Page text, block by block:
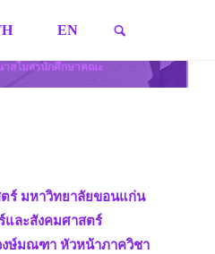
EN
าสโมสรนักศึกษาคณะ
ร์ มหาวิทยาลัยขอนแก่น
และสังคมศาสตร์
งษ์มณฑา หัวหน้าภาควิชา